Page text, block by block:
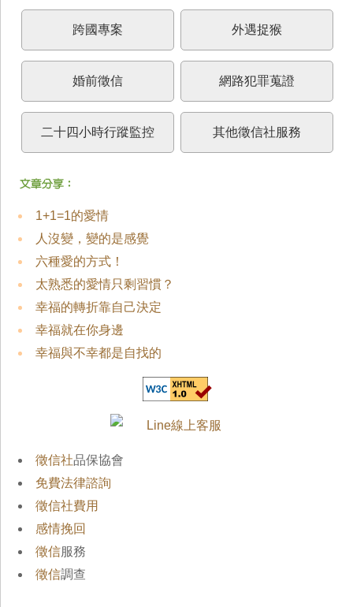
跨國專案 外遇捉猴
婚前徵信 網路犯罪蒐證
二十四小時行蹤監控 其他徵信社服務
1+1=1的愛情
人沒變，變的是感覺
六種愛的方式！
太熟悉的愛情只剩習慣？
幸福的轉折靠自己決定
幸福就在你身邊
幸福與不幸都是自找的
徵信社品保協會
免費法律諮詢
徵信社費用
感情挽回
徵信服務
徵信調查